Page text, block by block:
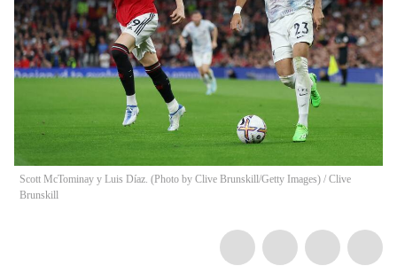
Scott McTominay y Luis Díaz. (Photo by Clive Brunskill/Getty Images) / Clive
Brunskill